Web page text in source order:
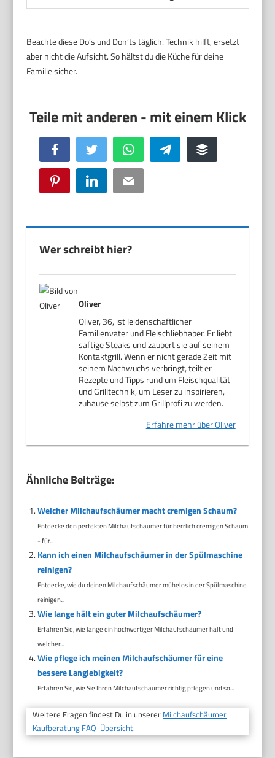
Beachte diese Do’s und Don’ts täglich. Technik hilft, ersetzt
aber nicht die Aufsicht. So hältst du die Küche für deine
Familie sicher.
Facebook Twitter WhatsApp Telegram Buffer
Pinterest LinkedIn Email
Wer schreibt hier?
Oliver
Oliver, 36, ist leidenschaftlicher
Familienvater und Fleischliebhaber. Er liebt
saftige Steaks und zaubert sie auf seinem
Kontaktgrill. Wenn er nicht gerade Zeit mit
seinem Nachwuchs verbringt, teilt er
Rezepte und Tipps rund um Fleischqualität
und Grilltechnik, um Leser zu inspirieren,
zuhause selbst zum Grillprofi zu werden.
Erfahre mehr über Oliver
Ähnliche Beiträge:
Welcher Milchaufschäumer macht cremigen Schaum?
Entdecke den perfekten Milchaufschäumer für herrlich cremigen Schaum
- für...
Kann ich einen Milchaufschäumer in der Spülmaschine
reinigen?
Entdecke, wie du deinen Milchaufschäumer mühelos in der Spülmaschine
reinigen...
Wie lange hält ein guter Milchaufschäumer?
Erfahren Sie, wie lange ein hochwertiger Milchaufschäumer hält und
welcher...
Wie pflege ich meinen Milchaufschäumer für eine
bessere Langlebigkeit?
Erfahren Sie, wie Sie Ihren Milchaufschäumer richtig pflegen und so...
Weitere Fragen findest Du in unserer Milchaufschäumer
Kaufberatung FAQ-Übersicht.